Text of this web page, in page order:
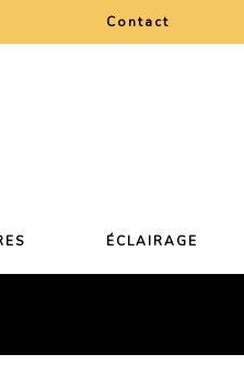
Contact
ÉCLAIRAGE